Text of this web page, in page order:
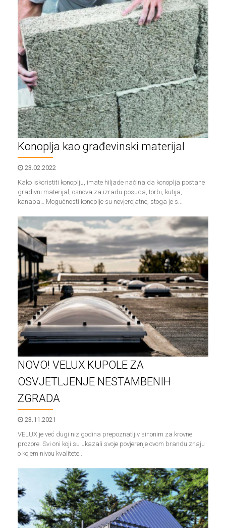
Konoplja kao građevinski materijal
23.02.2022
Kako iskoristiti konoplju, imate hiljade načina da konoplja postane
gradivni materijal, osnova za izradu posuda, torbi, kutija,
kanapa… Mogućnosti konoplje su nevjerojatne, stoga je s...
NOVO! VELUX KUPOLE ZA
OSVJETLJENJE NESTAMBENIH
ZGRADA
23.11.2021
VELUX je već dugi niz godina prepoznatljiv sinonim za krovne
prozore. Svi oni koji su ukazali svoje povjerenje ovom brandu znaju
o kojem nivou kvalitete...